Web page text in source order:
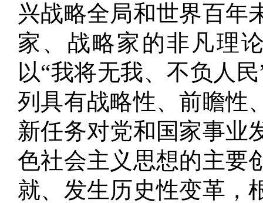
兴战略全局和世界百年
家、战略家的非凡理
以“我将无我、不负人
列具有战略性、前瞻性
新任务对党和国家事业
色社会主义思想的主要
就、发生历史性变革，